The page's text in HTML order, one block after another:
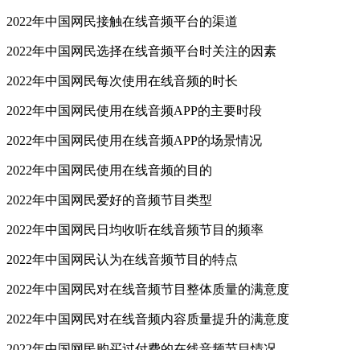
2022年中国网民接触在线音频平台的渠道
2022年中国网民选择在线音频平台时关注的因素
2022年中国网民每次使用在线音频的时长
2022年中国网民使用在线音频APP的主要时段
2022年中国网民使用在线音频APP的场景情况
2022年中国网民使用在线音频的目的
2022年中国网民爱好的音频节目类型
2022年中国网民日均收听在线音频节目的频率
2022年中国网民认为在线音频节目的特点
2022年中国网民对在线音频节目整体质量的满意度
2022年中国网民对在线音频内容质量提升的满意度